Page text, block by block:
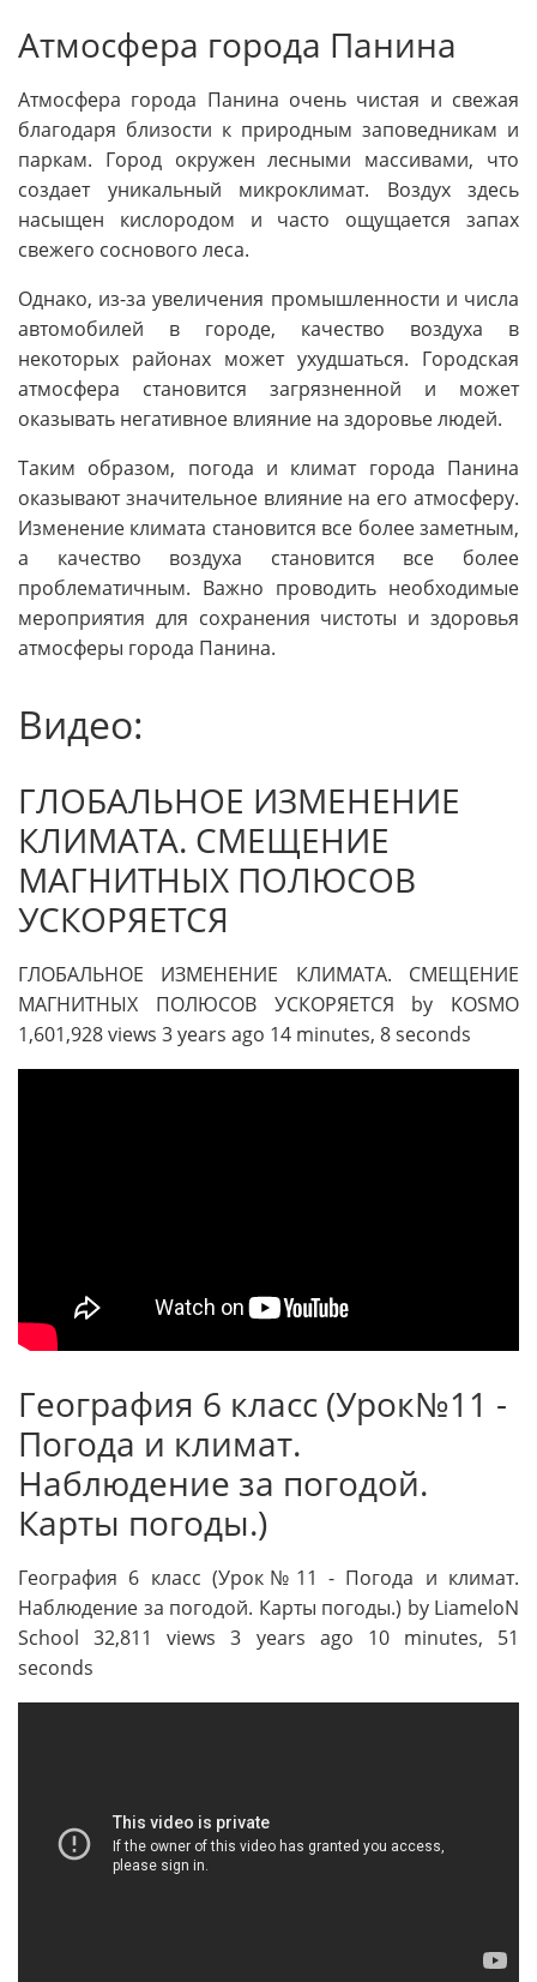
Атмосфера города Панина
Атмосфера города Панина очень чистая и свежая
благодаря близости к природным заповедникам и
паркам. Город окружен лесными массивами, что
создает уникальный микроклимат. Воздух здесь
насыщен кислородом и часто ощущается запах
свежего соснового леса.
Однако, из-за увеличения промышленности и числа
автомобилей в городе, качество воздуха в
некоторых районах может ухудшаться. Городская
атмосфера становится загрязненной и может
оказывать негативное влияние на здоровье людей.
Таким образом, погода и климат города Панина
оказывают значительное влияние на его атмосферу.
Изменение климата становится все более заметным,
а качество воздуха становится все более
проблематичным. Важно проводить необходимые
мероприятия для сохранения чистоты и здоровья
атмосферы города Панина.
Видео:
ГЛОБАЛЬНОЕ ИЗМЕНЕНИЕ
КЛИМАТА. СМЕЩЕНИЕ
МАГНИТНЫХ ПОЛЮСОВ
УСКОРЯЕТСЯ
ГЛОБАЛЬНОЕ ИЗМЕНЕНИЕ КЛИМАТА. СМЕЩЕНИЕ
МАГНИТНЫХ ПОЛЮСОВ УСКОРЯЕТСЯ by KOSMO
1,601,928 views 3 years ago 14 minutes, 8 seconds
География 6 класс (Урок№11 -
Погода и климат.
Наблюдение за погодой.
Карты погоды.)
География 6 класс (Урок№11 - Погода и климат.
Наблюдение за погодой. Карты погоды.) by LiameloN
School 32,811 views 3 years ago 10 minutes, 51
seconds